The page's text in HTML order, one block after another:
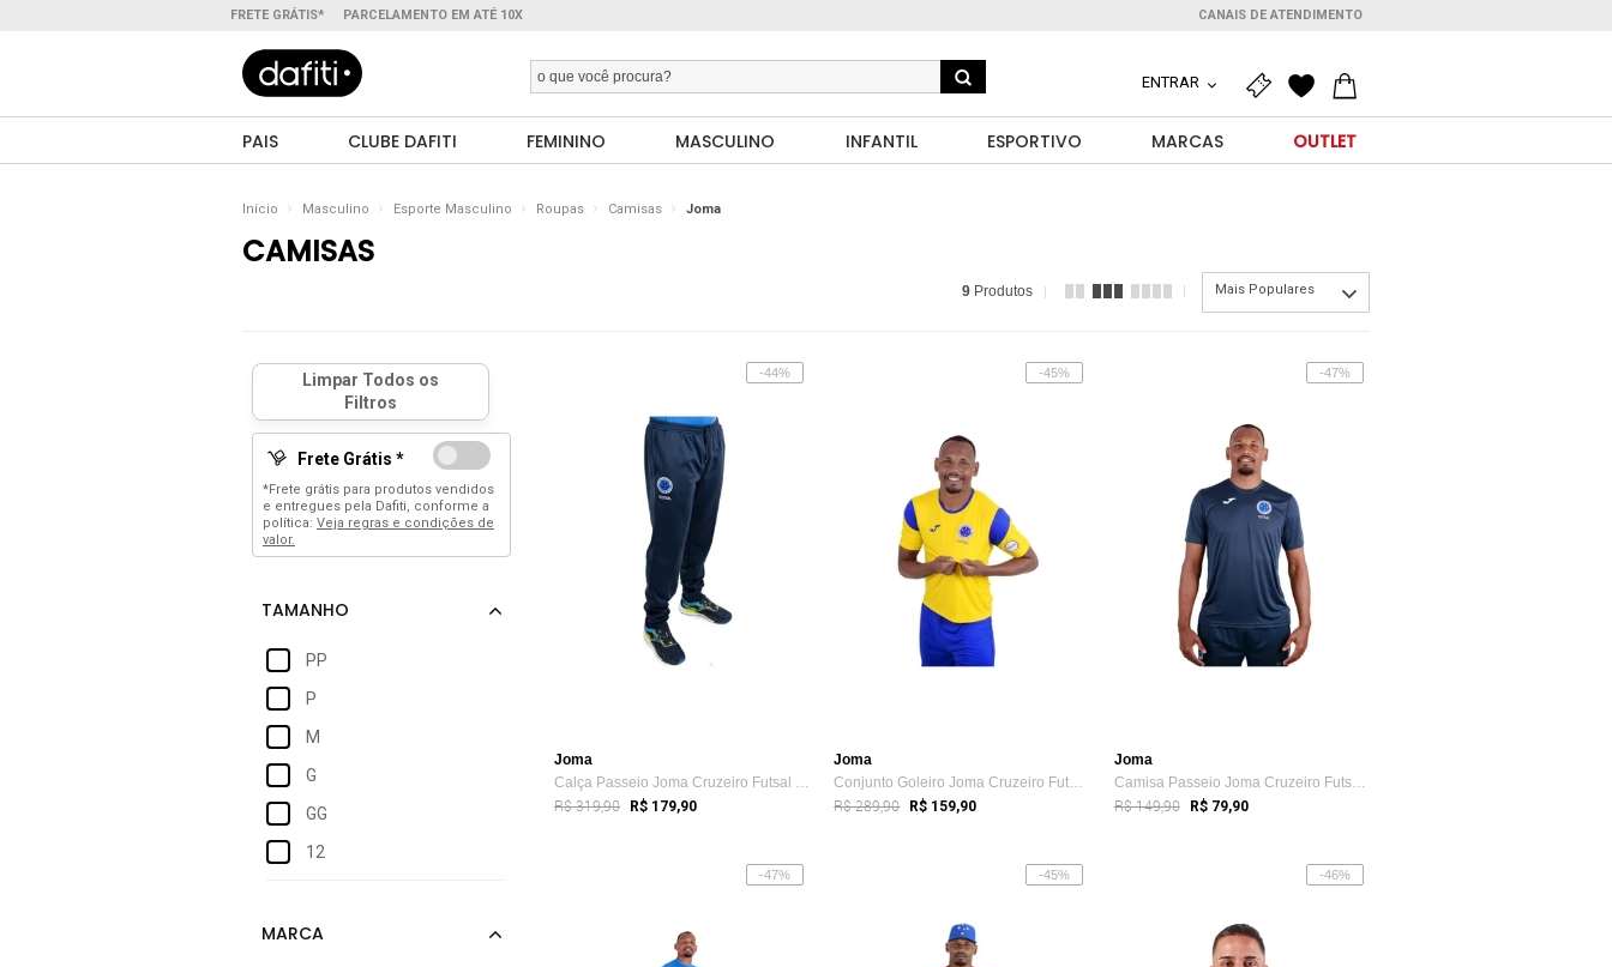
FRETE GRÁTIS* PARCELAMENTO EM ATÉ 10X CANAIS DE ATENDIMENTO
ENTRAR
PAIS CLUBE DAFITI FEMININO MASCULINO INFANTIL ESPORTIVO MARCAS OUTLET
Início Masculino Esporte Masculino Roupas Camisas Joma
CAMISAS
9 Produtos Mais Populares
Frete Grátis *
*Frete grátis para produtos vendidos
e entregues pela Dafiti, conforme a
política: Veja regras e condições de
valor.
PP
P
M
G
GG
12
EGG
-44%
Joma
Calça Passeio Joma Cruzeiro Futsal 24 Azul
R$ 319,90 R$ 179,90
-45%
Joma
Conjunto Goleiro Joma Cruzeiro Futsal 24...
R$ 289,90 R$ 159,90
-47%
Joma
Camisa Passeio Joma Cruzeiro Futsal 24 A...
R$ 149,90 R$ 79,90
-47% -45% -46%